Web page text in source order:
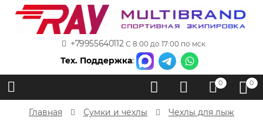
+79955640112 С 8:00 до 17:00 по мск
Тех. Поддержка:
0 0
Главная Сумки и чехлы Чехлы для лыж